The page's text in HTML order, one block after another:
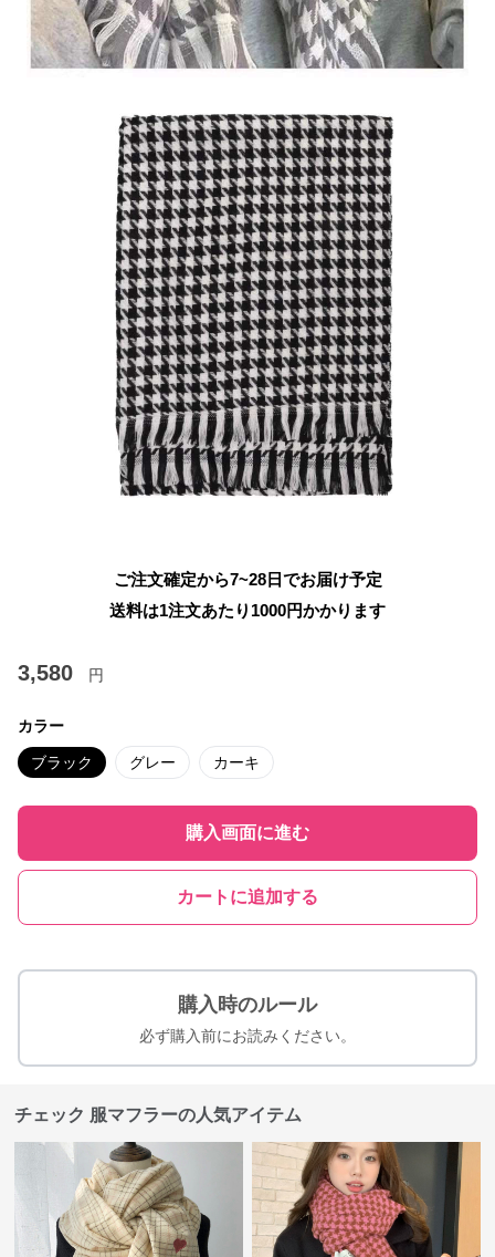
ご注文確定から7~28日でお届け予定
送料は1注文あたり 1000円かかります
3,580 円
カラー
ブラック グレー カーキ
購入画面に進む
カートに追加する
購入時のルール
必ず購入前にお読みください。
チェック 服マフラーの人気アイテム